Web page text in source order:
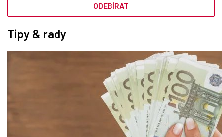
ODEBÍRAT
Tipy & rady